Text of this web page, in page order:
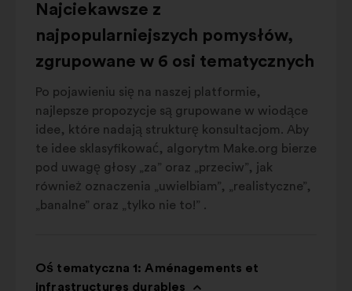
Najciekawsze z
najpopularniejszych pomysłów,
zgrupowane w 6 osi tematycznych
Po pojawieniu się na naszej platformie,
najlepsze propozycje są grupowane w wiodące
idee, które nadają strukturę konsultacjom. Aby
te idee sklasyfikować, algorytm Make.org bierze
pod uwagę głosy „za” oraz „przeciw”, jak
również oznaczenia „uwielbiam”, „realistyczne”,
„banalne” oraz „tylko nie to!” .
Oś tematyczna 1: Aménagements et
infrastructures durables